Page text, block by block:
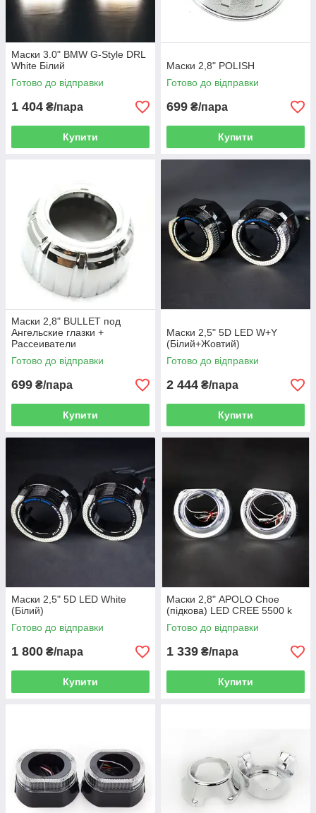
Маски 3.0" BMW G-Style DRL
White Білий
Готово до відправки
1 404 ₴/пара
Купити
Маски 2,8" POLISH
Готово до відправки
699 ₴/пара
Купити
Маски 2,8" BULLET под
Ангельские глазки +
Рассеиватели
Готово до відправки
699 ₴/пара
Купити
Маски 2,5" 5D LED W+Y
(Білий+Жовтий)
Готово до відправки
2 444 ₴/пара
Купити
Маски 2,5" 5D LED White
(Білий)
Готово до відправки
1 800 ₴/пара
Купити
Маски 2,8" APOLO Choe
(підкова) LED CREE 5500 k
Готово до відправки
1 339 ₴/пара
Купити